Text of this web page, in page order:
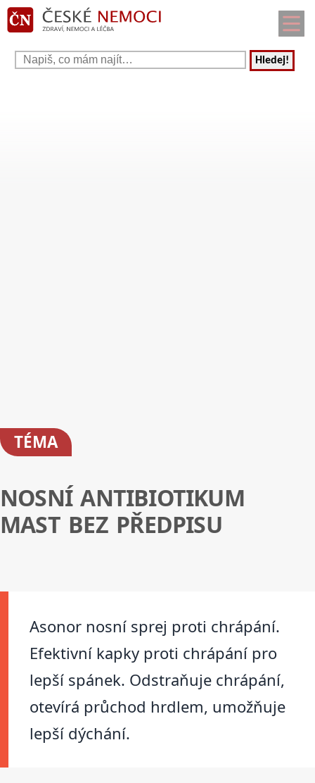
Hledej!
TÉMA
NOSNÍ ANTIBIOTIKUM
MAST BEZ PŘEDPISU
Asonor nosní sprej proti chrápání.
Efektivní kapky proti chrápání pro
lepší spánek. Odstraňuje chrápání,
otevírá průchod hrdlem, umožňuje
lepší dýchání.